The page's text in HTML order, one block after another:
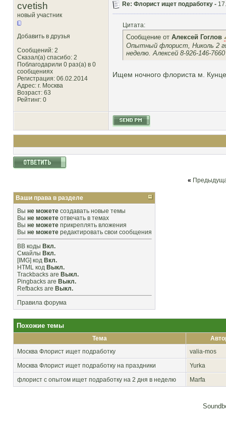
cvetish
новый участник
Добавить в друзья
Сообщений: 2
Сказал(а) спасибо: 2
Поблагодарили 0 раз(а) в 0
сообщениях
Регистрация: 06.02.2014
Адрес: г. Москва
Возраст: 63
Рейтинг: 0
Re: Флорист ищет подработку -
Цитата:
Сообщение от Алексей Гоглов
Опытный флорист, Николь 2
неделю. Алексей 8-926-146-7660
Ищем ночного флориста м.
«
Ваши права в разделе
Вы не можете создавать новые темы
Вы не можете отвечать в темах
Вы не можете прикреплять вложения
Вы не можете редактировать свои сообщения
BB коды Вкл.
Смайлы Вкл.
[IMG] код Вкл.
HTML код Выкл.
Trackbacks are Выкл.
Pingbacks are Выкл.
Refbacks are Выкл.
Правила форума
Похожие темы
Тема
Москва Флорист ищет подработку
valia-mos
Москва Флорист ищет подработку на праздники
Yurka
флорист с опытом ищет подработку на 2 дня в неделю
Marfa